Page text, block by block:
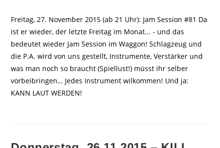
Freitag, 27. November 2015 (ab 21 Uhr): Jam Session #81 Da
ist er wieder, der letzte Freitag im Monat... - und das
bedeutet wieder Jam Session im Waggon! Schlagzeug und
die P.A. wird von uns gestellt, Instrumente, Verstärker und
was man noch so braucht (Spiellust!) müsst ihr selber
vorbeibringen… Jedes Instrument wilkommen! Und ja:
KANN LAUT WERDEN!